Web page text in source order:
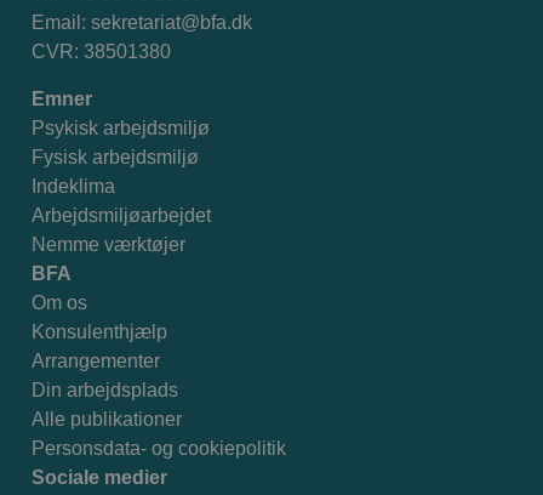
Email: sekretariat@bfa.dk
CVR: 38501380
Emner
Psykisk arbejdsmiljø
Fysisk arbejdsmiljø
Indeklima
Arbejdsmiljøarbejdet
Nemme værktøjer
BFA
Om os
Konsulenthjælp
Arrangementer
Din arbejdsplads
Alle publikationer
Personsdata- og cookiepolitik
Sociale medier